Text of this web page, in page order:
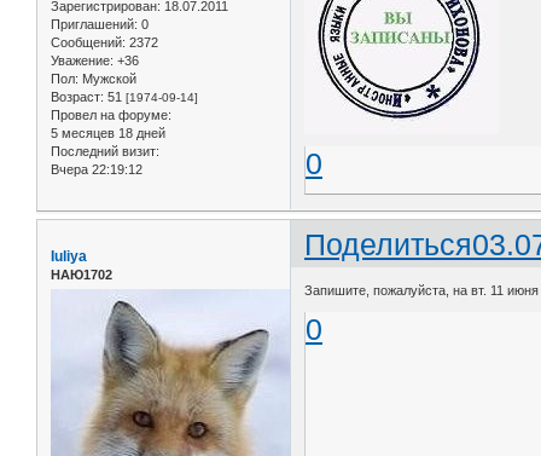
Зарегистрирован: 18.07.2011
Приглашений: 0
Сообщений: 2372
Уважение: +36
Пол: Мужской
Возраст: 51 [1974-09-14]
Провел на форуме:
5 месяцев 18 дней
Последний визит:
Вчера 22:19:12
0
Поделиться
Iuliya
НАЮ1702
Запишите, пожалуйста, на вт. 11
0